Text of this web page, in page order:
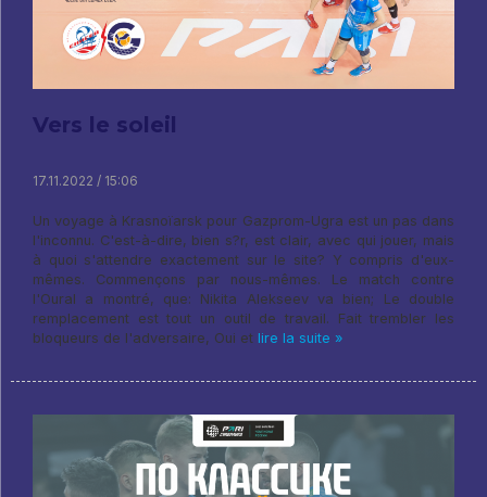
Vers le soleil
17.11.2022 / 15:06
Un voyage à Krasnoïarsk pour Gazprom-Ugra est un pas dans
l'inconnu. C'est-à-dire, bien s?r, est clair, avec qui jouer, mais
à quoi s'attendre exactement sur le site? Y compris d'eux-
mêmes. Commençons par nous-mêmes. Le match contre
l'Oural a montré, que: Nikita Alekseev va bien; Le double
remplacement est tout un outil de travail. Fait trembler les
bloqueurs de l'adversaire, Oui et lire la suite »